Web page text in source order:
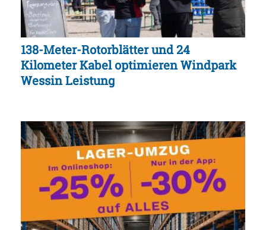
138-Meter-Rotorblätter und 24
Kilometer Kabel optimieren Windpark
Wessin Leistung